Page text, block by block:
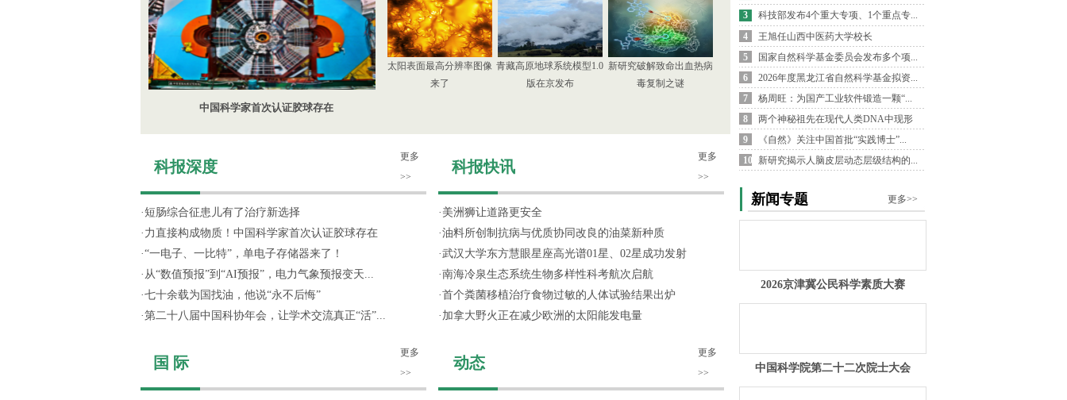
中国科学家首次认证胶球存在
太阳表面最高分辨率图像
来了
青藏高原地球系统模型1.0
版在京发布
新研究破解致命出血热病
毒复制之谜
科报深度
更多
>>
· 短肠综合征患儿有了治疗新选择
· 力直接构成物质！中国科学家首次认证胶球存在
·“一电子、一比特”，单电子存储器来了！
· 从“数值预报”到“AI预报”，电力气象预报变天...
·七十余载为国找油，他说“永不后悔”
·第二十八届中国科协年会，让学术交流真正“活”...
国 际
更多
>>
科报快讯
更多
>>
· 美洲狮让道路更安全
·油料所创制抗病与优质协同改良的油菜新种质
·武汉大学东方慧眼星座高光谱01星、02星成功发射
·南海冷泉生态系统生物多样性科考航次启航
·首个粪菌移植治疗食物过敏的人体试验结果出炉
· 加拿大野火正在减少欧洲的太阳能发电量
动态
更多
>>
3
科技部发布4个重大专项、1个重点专...
4
王旭任山西中医药大学校长
5
国家自然科学基金委员会发布多个项...
6
2026年度黑龙江省自然科学基金拟资...
7
杨周旺：为国产工业软件锻造一颗“...
8
两个神秘祖先在现代人类DNA中现形
9
《自然》关注中国首批“实践博士”...
10
新研究揭示人脑皮层动态层级结构的...
新闻专题 更多>>
2026京津冀公民科学素质大赛
中国科学院第二十二次院士大会